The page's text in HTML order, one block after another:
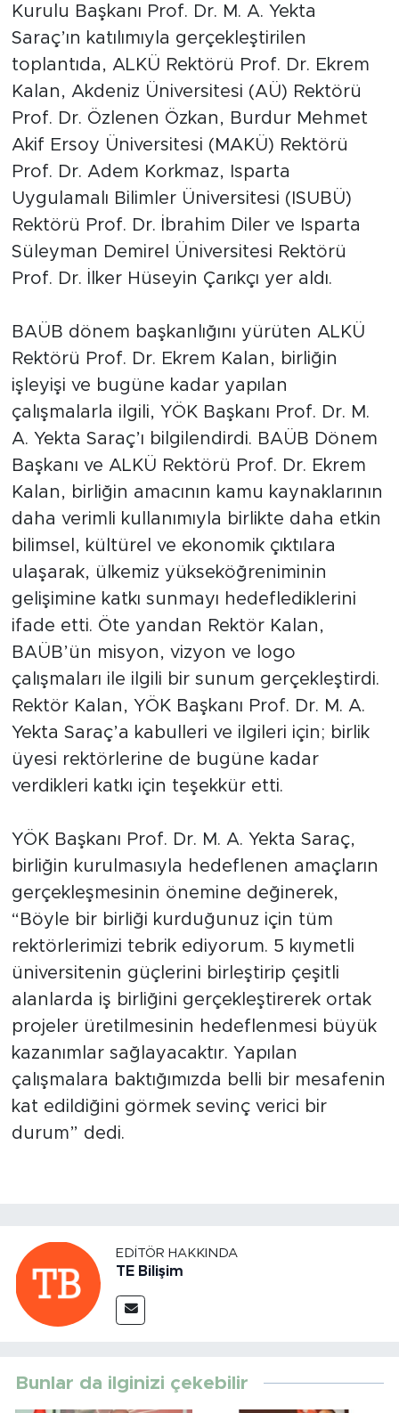
Kurulu Başkanı Prof. Dr. M. A. Yekta
Saraç’ın katılımıyla gerçekleştirilen
toplantıda, ALKÜ Rektörü Prof. Dr. Ekrem
Kalan, Akdeniz Üniversitesi (AÜ) Rektörü
Prof. Dr. Özlenen Özkan, Burdur Mehmet
Akif Ersoy Üniversitesi (MAKÜ) Rektörü
Prof. Dr. Adem Korkmaz, Isparta
Uygulamalı Bilimler Üniversitesi (ISUBÜ)
Rektörü Prof. Dr. İbrahim Diler ve Isparta
Süleyman Demirel Üniversitesi Rektörü
Prof. Dr. İlker Hüseyin Çarıkçı yer aldı.
BAÜB dönem başkanlığını yürüten ALKÜ
Rektörü Prof. Dr. Ekrem Kalan, birliğin
işleyişi ve bugüne kadar yapılan
çalışmalarla ilgili, YÖK Başkanı Prof. Dr. M.
A. Yekta Saraç’ı bilgilendirdi. BAÜB Dönem
Başkanı ve ALKÜ Rektörü Prof. Dr. Ekrem
Kalan, birliğin amacının kamu kaynaklarının
daha verimli kullanımıyla birlikte daha etkin
bilimsel, kültürel ve ekonomik çıktılara
ulaşarak, ülkemiz yükseköğreniminin
gelişimine katkı sunmayı hedeflediklerini
ifade etti. Öte yandan Rektör Kalan,
BAÜB’ün misyon, vizyon ve logo
çalışmaları ile ilgili bir sunum gerçekleştirdi.
Rektör Kalan, YÖK Başkanı Prof. Dr. M. A.
Yekta Saraç’a kabulleri ve ilgileri için; birlik
üyesi rektörlerine de bugüne kadar
verdikleri katkı için teşekkür etti.
YÖK Başkanı Prof. Dr. M. A. Yekta Saraç,
birliğin kurulmasıyla hedeflenen amaçların
gerçekleşmesinin önemine değinerek,
“Böyle bir birliği kurduğunuz için tüm
rektörlerimizi tebrik ediyorum. 5 kıymetli
üniversitenin güçlerini birleştirip çeşitli
alanlarda iş birliğini gerçekleştirerek ortak
projeler üretilmesinin hedeflenmesi büyük
kazanımlar sağlayacaktır. Yapılan
çalışmalara baktığımızda belli bir mesafenin
kat edildiğini görmek sevinç verici bir
durum” dedi.
EDITÖR HAKKINDA
TE Bilişim
Bunlar da ilginizi çekebilir